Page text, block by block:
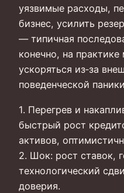
уязвимые расходы,
бизнес, усилить
— типичная
конечно, на
ускоряться из‑за
поведенческой
1. Перегрев и
быстрый рост
активов,
2. Шок: рост ставок,
технологический
доверия.